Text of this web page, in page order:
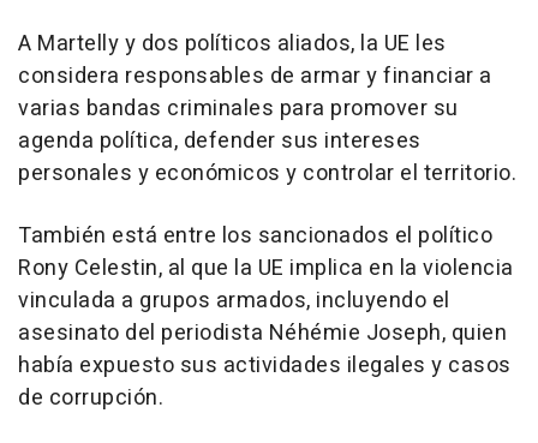
A Martelly y dos políticos aliados, la UE les
considera responsables de armar y financiar a
varias bandas criminales para promover su
agenda política, defender sus intereses
personales y económicos y controlar el territorio.
También está entre los sancionados el político
Rony Celestin, al que la UE implica en la violencia
vinculada a grupos armados, incluyendo el
asesinato del periodista Néhémie Joseph, quien
había expuesto sus actividades ilegales y casos
de corrupción.